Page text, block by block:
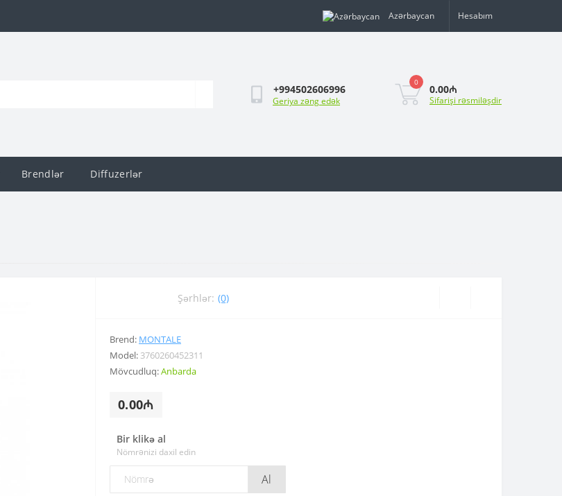
Azərbaycan Hesabım
+994502606996
Geriya zəng edək
0
0.00₼
Sifarişi rəsmiləşdir
Brendlər Diffuzerlər
Şərhlər: (0)
Brend: MONTALE
Model: 3760260452311
Mövcudluq:Anbarda
0.00₼
Bir klikə al
Nömrənizi daxil edin
Al